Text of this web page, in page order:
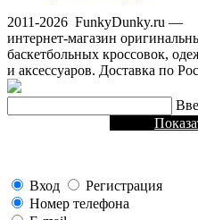
2011-2026 FunkyDunky.ru —
интернет-магазин
баскетбольных кроссовок,
и аксессуаров. Доставка по
Вход
Регистрация
Номер телефона